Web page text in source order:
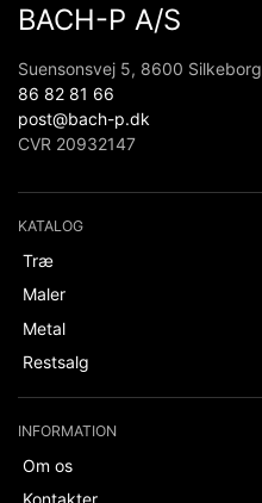
BACH-P A/S
Suensonsvej 5, 8600 Silkeborg
86 82 81 66
post@bach-p.dk
CVR 20932147
KATALOG
Træ
Maler
Metal
Restsalg
INFORMATION
Om os